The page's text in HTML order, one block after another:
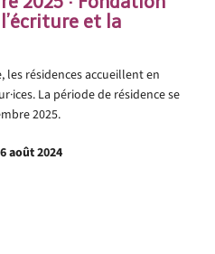
et la
les résidences accueillent en
La période de résidence se
2025.
août 2024